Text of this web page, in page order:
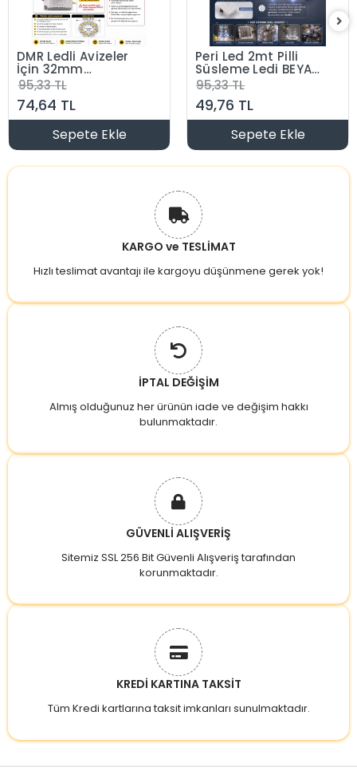
DMR Ledli Avizeler
İçin 32mm
Yuvarlak PCB
Alüminyum Levha
Üzerine Dizgi SMD
Led 4 Kablolu 2
Renk Günışığı +
Beyaz 3000/6500K
95,33 TL
74,64 TL
Sepete Ekle
Peri Led 2mt Pilli
Süsleme Ledi BEYAZ
Işık 6400k 3 Mod
Animasyon Efektli
(2 Metre 3 Adet
LR44 Pilleri Dahil )
95,33 TL
49,76 TL
Sepete Ekle
KARGO ve TESLİMAT
Hızlı teslimat avantajı ile kargoyu düşünmene gerek yok!
İPTAL DEĞİŞİM
Almış olduğunuz her ürünün iade ve değişim hakkı
bulunmaktadır.
GÜVENLİ ALIŞVERİŞ
Sitemiz SSL 256 Bit Güvenli Alışveriş tarafından
korunmaktadır.
KREDİ KARTINA TAKSİT
Tüm Kredi kartlarına taksit imkanları sunulmaktadır.